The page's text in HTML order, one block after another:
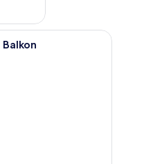
Minibar, Zimmersafe,